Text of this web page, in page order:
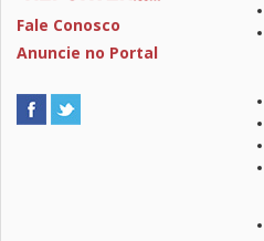
Fale Conosco
Anuncie no Portal